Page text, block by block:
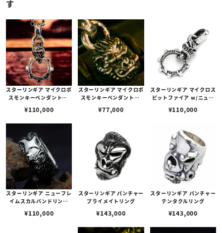
す
スターリンギア マイクロボ
スモンキーペンダントw/
シガー/スカー
¥110,000
スターリンギア マイクロボ
スモンキーペンダントw/
¥77,000
スターリンギア マイクロス
ピットファイア w/ニュー
¥110,000
スターリンギア ニューフレ
イムスカルバンドリング
¥110,000
スターリンギア パンチャー
プライメイトリング
¥143,000
スターリンギア パンチャー
テンタクルリング
¥143,000